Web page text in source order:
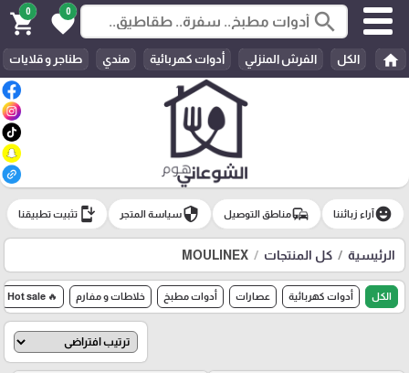
search
0
favorite
0
shopping_cart
home الكل الفرش المنزلي أدوات كهربائية هندي طناجر و قلايات
emoji_emotionsآراء زبائننا commuteمناطق التوصيل securityسياسة المتجر install_mobile تثبيت تطبيقنا
الرئيسية كل المنتجات MOULINEX
الكل أدوات كهربائية عصارات أدوات مطبخ خلاطات و مفارم 🔥 Hot sale